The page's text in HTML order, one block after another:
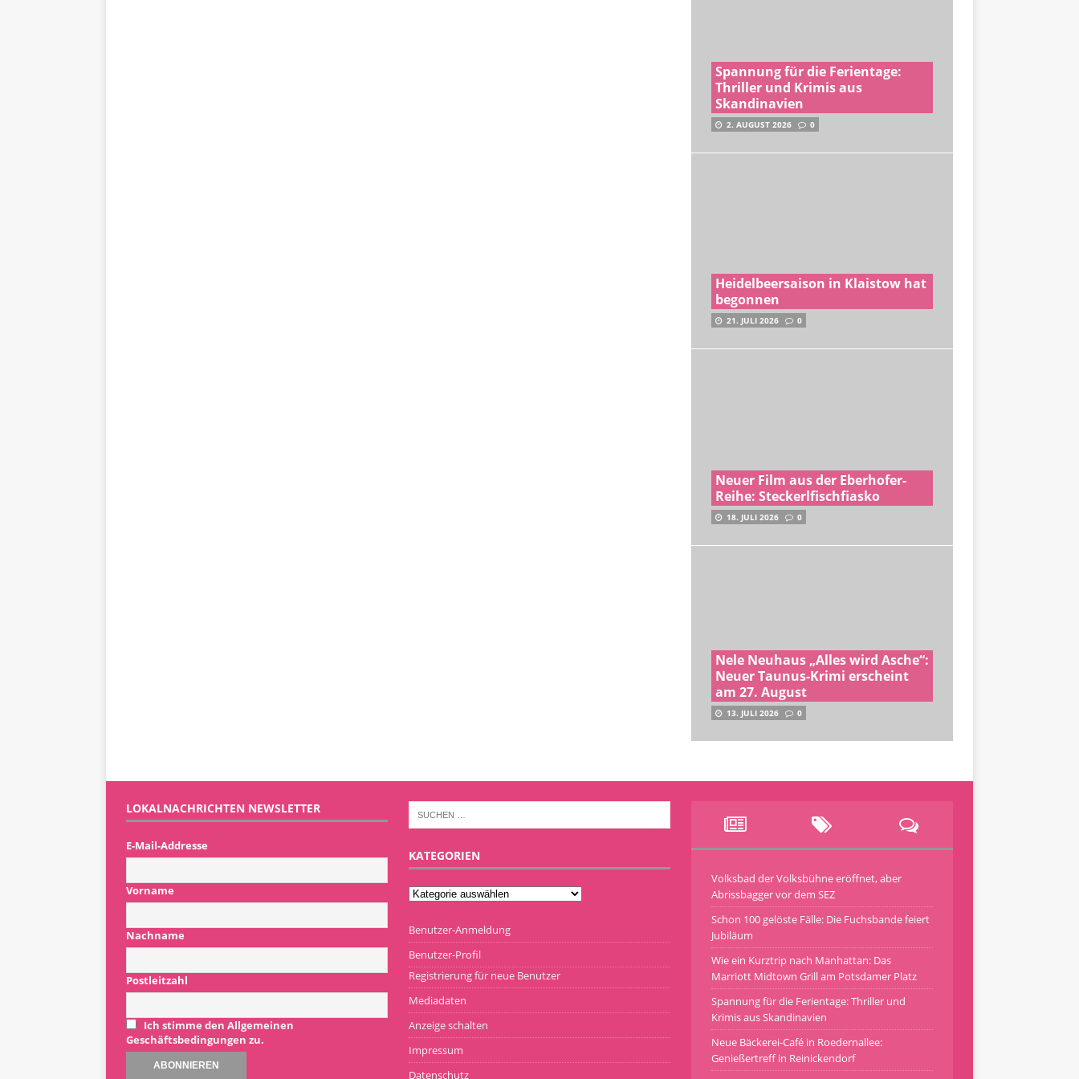
Spannung für die Ferientage:
Thriller und Krimis aus
Skandinavien
2. AUGUST 2026 0
Heidelbeersaison in Klaistow hat
begonnen
21. JULI 2026 0
Neuer Film aus der Eberhofer-
Reihe: Steckerlfischfiasko
18. JULI 2026 0
Nele Neuhaus „Alles wird Asche“:
Neuer Taunus-Krimi erscheint
am 27. August
13. JULI 2026 0
LOKALNACHRICHTEN NEWSLETTER
E-Mail-Addresse
Vorname
Nachname
Postleitzahl
Ich stimme den Allgemeinen
Geschäftsbedingungen zu.
KATEGORIEN
Benutzer-Anmeldung
Benutzer-Profil
Registrierung für neue Benutzer
Mediadaten
Anzeige schalten
Impressum
Datenschutz
Volksbad der Volksbühne eröffnet, aber
Abrissbagger vor dem SEZ
Schon 100 gelöste Fälle: Die Fuchsbande feiert
Jubiläum
Wie ein Kurztrip nach Manhattan: Das
Marriott Midtown Grill am Potsdamer Platz
Spannung für die Ferientage: Thriller und
Krimis aus Skandinavien
Neue Bäckerei-Café in Roedernallee:
Genießertreff in Reinickendorf